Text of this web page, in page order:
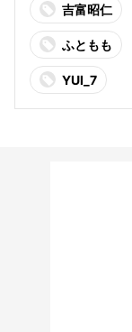
吉富昭仁
ふともも
YUI_7